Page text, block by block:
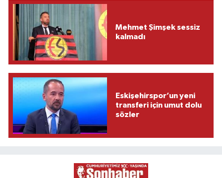
Mehmet Şimşek sessiz
kalmadı
Eskişehirspor’un yeni
transferi için umut dolu
sözler